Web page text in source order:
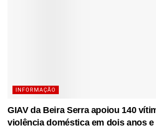
INFORMAÇÃO
GIAV da Beira Serra apoiou 140
violência doméstica em dois anos